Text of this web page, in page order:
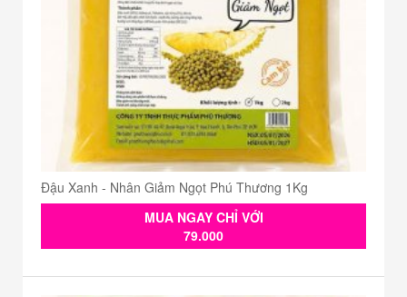
Đậu Xanh - Nhân Giảm Ngọt Phú Thương 1Kg
MUA NGAY CHỈ VỚI
79.000